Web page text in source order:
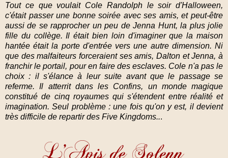
Tout ce que voulait Cole Randolph le soir d'Halloween,
c'était passer une bonne soirée avec ses amis, et peut-être
aussi de se rapprocher un peu de Jenna Hunt, la plus jolie
fille du collège. Il était bien loin d'imaginer que la maison
hantée était la porte d'entrée vers une autre dimension. Ni
que des malfaiteurs forceraient ses amis, Dalton et Jenna, à
franchir le portail, pour en faire des esclaves. Cole n'a pas le
choix : il s'élance à leur suite avant que le passage se
referme. Il atterrit dans les Confins, un monde magique
constitué de cinq royaumes qui s'étendent entre réalité et
imagination. Seul problème : une fois qu'on y est, il devient
très difficile de repartir des Five Kingdoms...